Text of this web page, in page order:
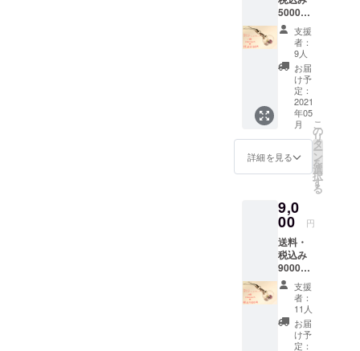
リーをオー
ダーするお
客様が激減
しました。
そのことも
あり仕入れ
ていたたく
さんの宝石
ルースに行
き場がなく
この事も
きっかけ
で、お店の
存続にも関
ら、新しい
事をしよう
5000円
・お礼
の手紙
・宝石
入りガ
ラス
ドーム
スト
ラップ
内容：
エメラ
ルド・
ル
イア・
アイオ
ライ
ト・ア
クアマ
リン・
ブルー
トパー
ズ・ト
ルマリ
ン・
ガー
支援
者：
9人
お届
け予
定：
2021
年05
月
詳細を見る
こ
の
リ
タ
ー
ン
を
選
択
す
る
9,0
00 円
送料・
税込み
9000円
・お礼
の手紙
・宝石
入りガ
ラス
ドーム
支援
者：
11人
お届
け予
定：